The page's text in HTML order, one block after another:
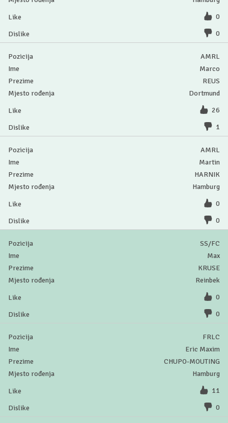
0
0
AMRL
Marco
REUS
Dortmund
26
1
AMRL
Martin
HARNIK
Hamburg
0
0
SS/FC
Max
KRUSE
Reinbek
0
0
FRLC
Eric Maxim
CHUPO-MOUTING
Hamburg
11
0